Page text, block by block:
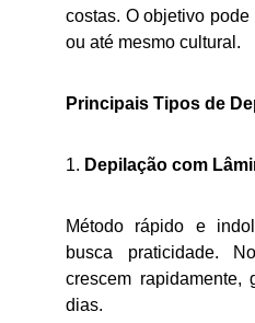
costas. O objetivo
ou até mesmo cultural.
Principais Tipos de
1. Depilação com
Método rápido e
busca praticidade.
crescem
dias.